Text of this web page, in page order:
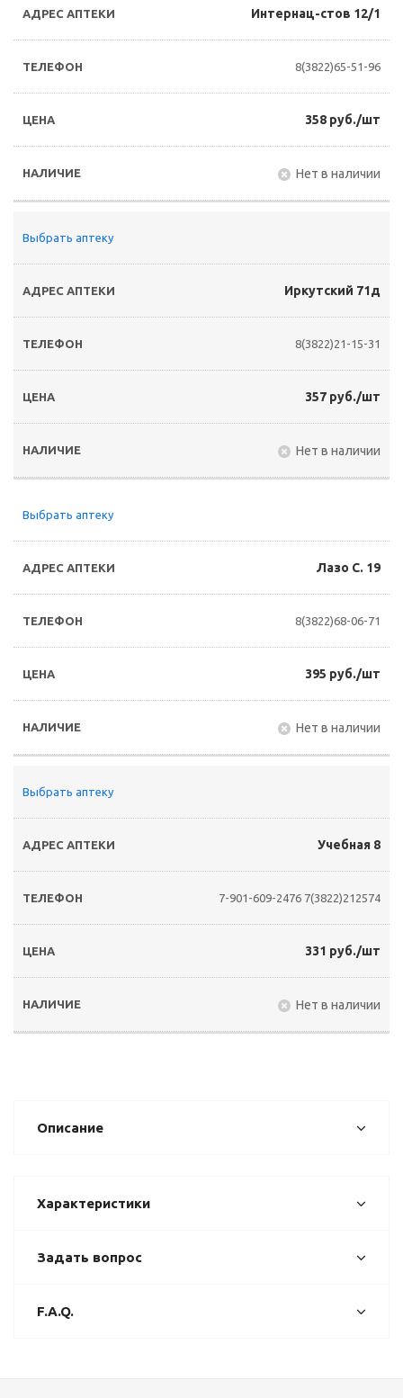
Интернац-стов 12/1
8(3822)65-51-96
358 руб./шт
Нет в наличии
Выбрать аптеку
Иркутский 71д
8(3822)21-15-31
357 руб./шт
Нет в наличии
Выбрать аптеку
Лазо С. 19
8(3822)68-06-71
395 руб./шт
Нет в наличии
Выбрать аптеку
Учебная 8
7-901-609-2476 7(3822)212574
331 руб./шт
Нет в наличии
Описание
Характеристики
Задать вопрос
F.A.Q.